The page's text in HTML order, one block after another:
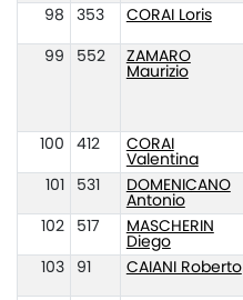
98
353 CORAI Loris
99
552
ZAMARO
Maurizio
100
412
CORAI
Valentina
101
531
DOMENICANO
Antonio
102
517
MASCHERIN
Diego
103
91 CAIANI Roberto